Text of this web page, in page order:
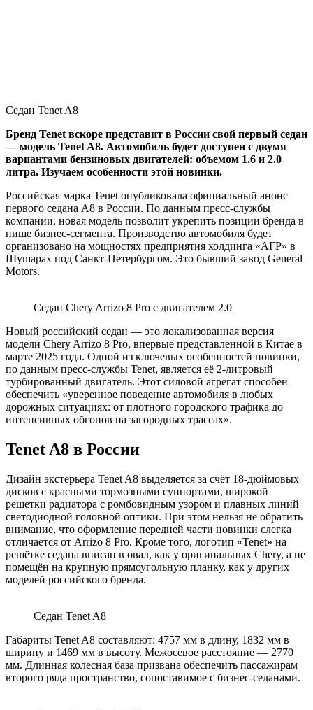
Седан Tenet A8
Бренд Tenet вскоре представит в России свой первый седан
— модель Tenet A8. Автомобиль будет доступен с двумя
вариантами бензиновых двигателей: объемом 1.6 и 2.0
литра. Изучаем особенности этой новинки.
Российская марка Tenet опубликовала официальный анонс
первого седана A8 в России. По данным пресс-службы
компании, новая модель позволит укрепить позиции бренда в
нише бизнес-сегмента. Производство автомобиля будет
организовано на мощностях предприятия холдинга «АГР» в
Шушарах под Санкт-Петербургом. Это бывший завод General
Motors.
Седан Chery Arrizo 8 Pro с двигателем 2.0
Новый российский седан — это локализованная версия
модели Chery Arrizo 8 Pro, впервые представленной в Китае в
марте 2025 года. Одной из ключевых особенностей новинки,
по данным пресс-службы Tenet, является её 2-литровый
турбированный двигатель. Этот силовой агрегат способен
обеспечить «уверенное поведение автомобиля в любых
дорожных ситуациях: от плотного городского трафика до
интенсивных обгонов на загородных трассах».
Tenet A8 в России
Дизайн экстерьера Tenet A8 выделяется за счёт 18-дюймовых
дисков с красными тормозными суппортами, широкой
решетки радиатора с ромбовидным узором и плавных линий
светодиодной головной оптики. При этом нельзя не обратить
внимание, что оформление передней части новинки слегка
отличается от Arrizo 8 Pro. Кроме того, логотип «Tenet» на
решётке седана вписан в овал, как у оригинальных Chery, а не
помещён на крупную прямоугольную планку, как у других
моделей российского бренда.
Седан Tenet A8
Габариты Tenet A8 составляют: 4757 мм в длину, 1832 мм в
ширину и 1469 мм в высоту. Межосевое расстояние — 2770
мм. Длинная колесная база призвана обеспечить пассажирам
второго ряда пространство, сопоставимое с бизнес-седанами.